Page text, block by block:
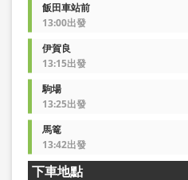
飯田車站前
13:00出發
伊賀良
13:15出發
駒場
13:25出發
馬篭
13:42出發
下車地點